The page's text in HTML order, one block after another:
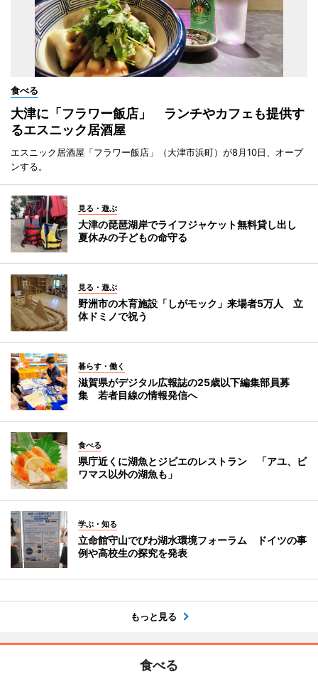
食べる
大津に「フラワー飯店」 ランチやカフェも提供す
るエスニック居酒屋
エスニック居酒屋「フラワー飯店」（大津市浜町）が8月10日、オープ
ンする。
見る・遊ぶ
大津の琵琶湖岸でライフジャケット無料貸し出し
夏休みの子どもの命守る
見る・遊ぶ
野洲市の木育施設「しがモック」来場者5万人 立
体ドミノで祝う
暮らす・働く
滋賀県がデジタル広報誌の25歳以下編集部員募
集 若者目線の情報発信へ
食べる
県庁近くに湖魚とジビエのレストラン 「アユ、ビ
ワマス以外の湖魚も」
学ぶ・知る
立命館守山でびわ湖水環境フォーラム ドイツの事
例や高校生の探究を発表
もっと見る
食べる